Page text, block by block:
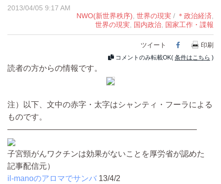
2013/04/05 9:17 AM
NWO(新世界秩序), 世界の現実 / ＊政治経済,
世界の現実, 国内政治, 国家工作・諜報
ツイート Facebook
印刷
コメントのみ転載OK( 条件はこちら )
読者の方からの情報です。
注）以下、文中の赤字・太字はシャンティ・フーラによる
ものです。
————————————————————————
子宮頸がんワクチンは効果がないことを厚労省が認めた
記事配信元）
il-manoのアロマでサンバ 13/4/2